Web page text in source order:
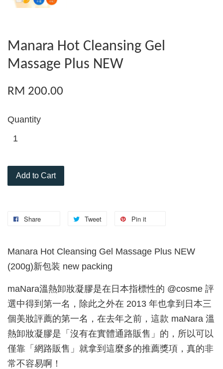
Manara Hot Cleansing Gel
Massage Plus NEW
RM 200.00
Quantity
Add to Cart
Share Tweet Pin it
Manara Hot Cleansing Gel Massage Plus NEW
(200g)新包装 new packing
maNara溫熱卸妝凝膠是在日本指標性的 @cosme 評
選中得到第一名，除此之外在 2013 年也拿到日本三
個美妝評薦的第一名，在去年之前，這款 maNara 溫
熱卸妝凝膠是「沒有在實體通路販售」的，所以可以
僅靠「網路販售」就拿到這麼多的推薦獎項，真的非
常不容易啊！